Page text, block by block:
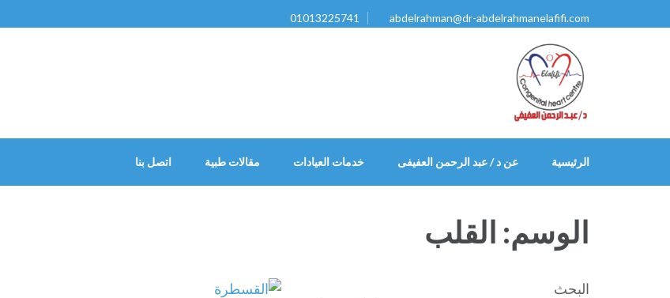
إلى
abdelrahman@dr-abdelrahmanelafifi.com
01013225741
الرئيسية عن د / عبد الرحمن العفيفى خدمات العيادات مقالات طبية اتصل بنا
الوسم: القلب
البحث